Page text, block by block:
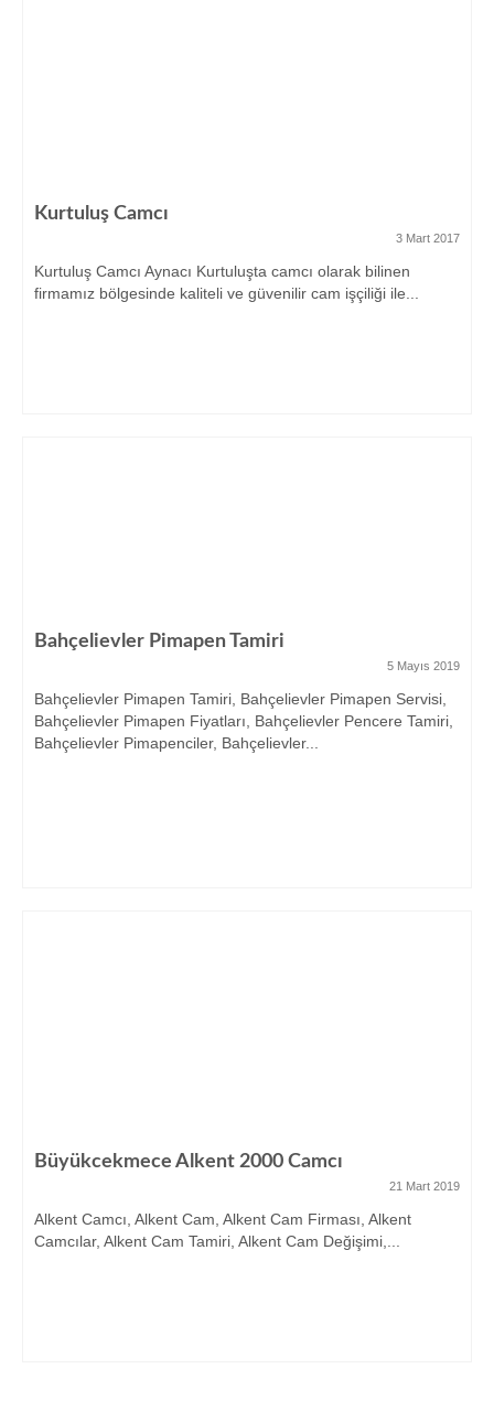
Kurtuluş Camcı
3 Mart 2017
Kurtuluş Camcı Aynacı Kurtuluşta camcı olarak bilinen
firmamız bölgesinde kaliteli ve güvenilir cam işçiliği ile...
Bahçelievler Pimapen Tamiri
5 Mayıs 2019
Bahçelievler Pimapen Tamiri, Bahçelievler Pimapen Servisi,
Bahçelievler Pimapen Fiyatları, Bahçelievler Pencere Tamiri,
Bahçelievler Pimapenciler, Bahçelievler...
Büyükcekmece Alkent 2000 Camcı
21 Mart 2019
Alkent Camcı, Alkent Cam, Alkent Cam Firması, Alkent
Camcılar, Alkent Cam Tamiri, Alkent Cam Değişimi,...